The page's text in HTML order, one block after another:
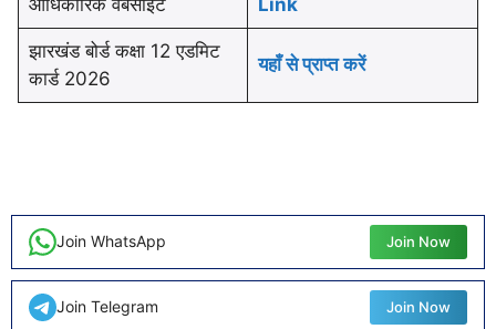
झारखंड बोर्ड कक्षा 12 एडमिट
कार्ड 2026
यहाँ से प्राप्त करें
Join WhatsApp Join Now
Join Telegram Join Now